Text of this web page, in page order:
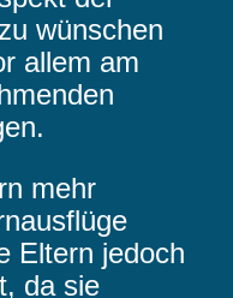
wünschen
allem am
mehr
Eltern jedoch
da sie